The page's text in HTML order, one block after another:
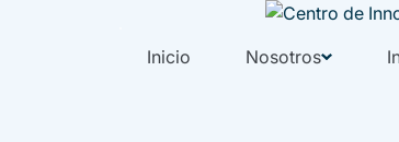
Inicio Nosotros